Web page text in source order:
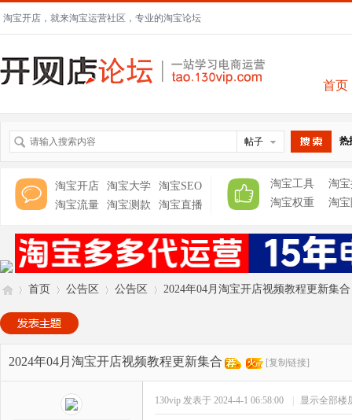
淘宝开店，就来淘宝运营社区，专业的淘宝论坛
首页
帖子 热
淘宝开店 淘宝大学
淘宝SEO
淘宝流量
淘宝测款 淘宝直播
淘宝工具
淘
淘宝权重
淘
开»
首页
›
公告区
›
公告区
›
2024年04月淘宝开店视频教程更新集合
2024年04月淘宝开店视频教程更新集合 [复制链接]
130vip 发表于 2024-4-1 06:58:00 | 显示全部楼